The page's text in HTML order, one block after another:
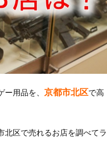
用品を、 京都市北区で高
北区で売れるお店を調べてラ